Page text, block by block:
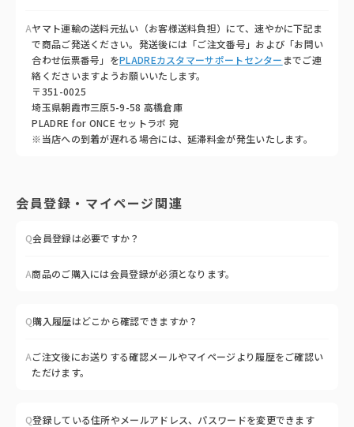
Aヤマト運輸の送料元払い（お客様送料負担）にて、速やかに下記ま
で商品ご発送ください。発送後には「ご注文番号」および「お問い
合わせ伝票番号」をPLADREカスタマーサポートセンター までご連
絡くださいますようお願いいたします。
〒351-0025
埼玉県朝霞市三原5-9-58 高橋倉庫
PLADRE for ONCE セットラボ 宛
※当店への到着が遅れる場合には、延滞料金が発生いたします。
会員登録・マイページ関連
Q会員登録は必要ですか？
A商品のご購入には会員登録が必須となります。
Q購入履歴はどこから確認できますか？
Aご注文後にお送りする確認メールやマイページより履歴をご確認い
ただけます。
Q登録している住所やメールアドレス、パスワードを変更できます